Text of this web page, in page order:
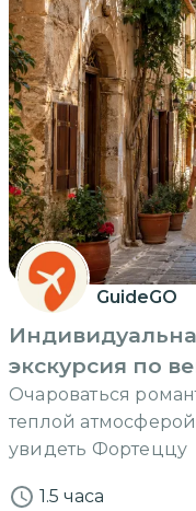
GuideGO
экскурсия по
Очароваться
теплой
увидеть Фортеццу
1.5 часа